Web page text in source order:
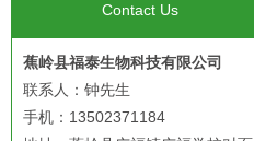
Contact Us
蕉岭县福泰生物科技有限公司
联系人：钟先生
手机：13502371184